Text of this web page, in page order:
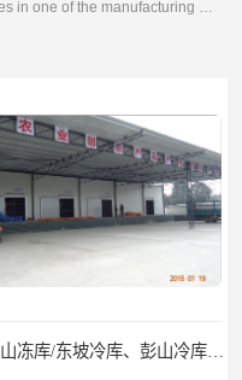
绵竹冷库安装、中江冷库安装、罗江冷库安装